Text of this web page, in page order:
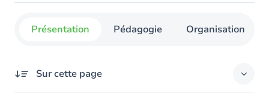
Présentation Pédagogie Organisation
Sur cette page